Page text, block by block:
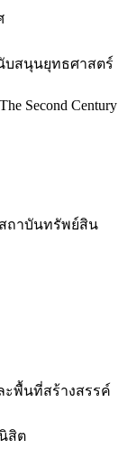
บสนุนยุทธศาสตร์
The Second Century
สถาบันทรัพย์สิน
พื้นที่สร้างสรรค์
สิต